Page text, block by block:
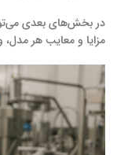
در بخش‌های بعدی
مزایا و معایب هر